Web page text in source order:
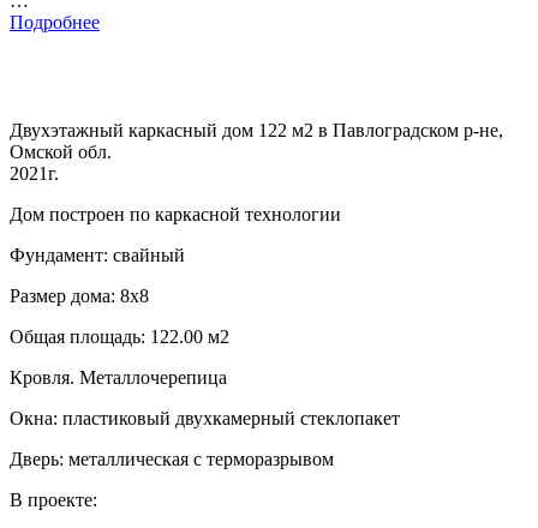
Подробнее
Двухэтажный каркасный дом 122 м2 в Павлоградском р-не,
Омской обл.
2021г.
Дом построен по каркасной технологии
Фундамент: свайный
Размер дома: 8х8
Общая площадь: 122.00 м2
Кровля. Металлочерепица
Окна: пластиковый двухкамерный стеклопакет
Дверь: металлическая с терморазрывом
В проекте: